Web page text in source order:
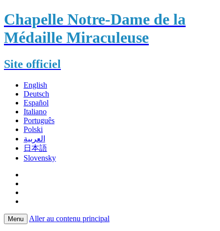
Chapelle Notre-Dame de la
Médaille Miraculeuse
Site officiel
English
Deutsch
Español
Italiano
Português
Polski
العربية
日本語
Slovensky
Menu Aller au contenu principal